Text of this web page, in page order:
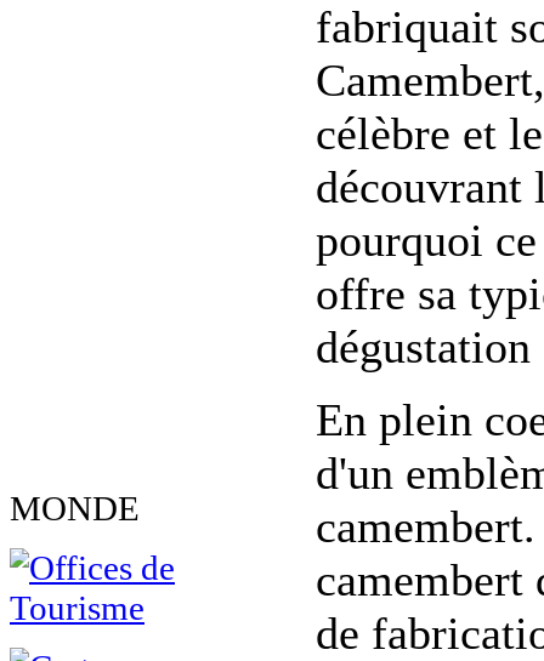
MONDE
fabriquait
célèbre et
découvrant
pourquoi
offre sa
En plein
d'un
camembert
de